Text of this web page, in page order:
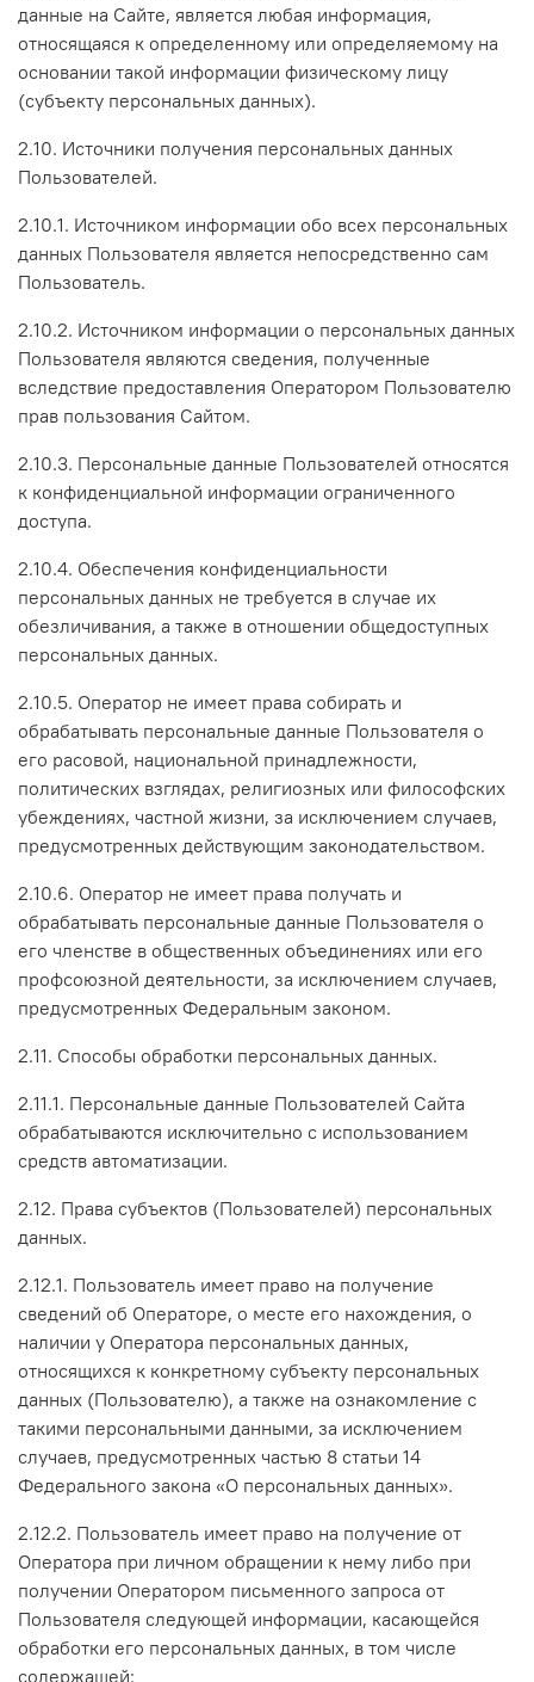
данные на Сайте, является любая информация,
относящаяся к определенному или определяемому на
основании такой информации физическому лицу
(субъекту персональных данных).
2.10. Источники получения персональных данных
Пользователей.
2.10.1. Источником информации обо всех персональных
данных Пользователя является непосредственно сам
Пользователь.
2.10.2. Источником информации о персональных данных
Пользователя являются сведения, полученные
вследствие предоставления Оператором Пользователю
прав пользования Сайтом.
2.10.3. Персональные данные Пользователей относятся
к конфиденциальной информации ограниченного
доступа.
2.10.4. Обеспечения конфиденциальности
персональных данных не требуется в случае их
обезличивания, а также в отношении общедоступных
персональных данных.
2.10.5. Оператор не имеет права собирать и
обрабатывать персональные данные Пользователя о
его расовой, национальной принадлежности,
политических взглядах, религиозных или философских
убеждениях, частной жизни, за исключением случаев,
предусмотренных действующим законодательством.
2.10.6. Оператор не имеет права получать и
обрабатывать персональные данные Пользователя о
его членстве в общественных объединениях или его
профсоюзной деятельности, за исключением случаев,
предусмотренных Федеральным законом.
2.11. Способы обработки персональных данных.
2.11.1. Персональные данные Пользователей Сайта
обрабатываются исключительно с использованием
средств автоматизации.
2.12. Права субъектов (Пользователей) персональных
данных.
2.12.1. Пользователь имеет право на получение
сведений об Операторе, о месте его нахождения, о
наличии у Оператора персональных данных,
относящихся к конкретному субъекту персональных
данных (Пользователю), а также на ознакомление с
такими персональными данными, за исключением
случаев, предусмотренных частью 8 статьи 14
Федерального закона «О персональных данных».
2.12.2. Пользователь имеет право на получение от
Оператора при личном обращении к нему либо при
получении Оператором письменного запроса от
Пользователя следующей информации, касающейся
обработки его персональных данных, в том числе
содержащей: